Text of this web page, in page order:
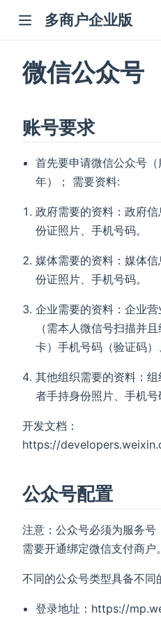
多商户企业版
微信公众号
账号要求
首先要申请微信公众号
年）； 需要资料:
政府需要的资料：政府
份证照片、手机号码。
媒体需要的资料：媒体
份证照片、手机号码。
企业需要的资料：企业
（需本人微信号扫描并
卡）手机号码（验证码）
其他组织需要的资料：
者手持身份照片、手机号
开发文档：
https://
公众号配置
注意：公众号必须为服务号
需要开通绑定微信支付商户。
不同的公众号类型具备不同
登录地址：https://